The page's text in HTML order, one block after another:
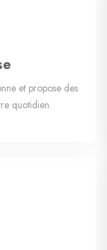
et propose des
quotidien.